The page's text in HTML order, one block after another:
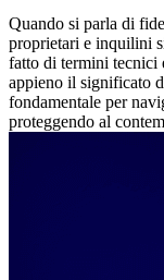
Quando si parla di
proprietari e inquilini
fatto di termini tecnici
appieno il significato
fondamentale per
proteggendo al